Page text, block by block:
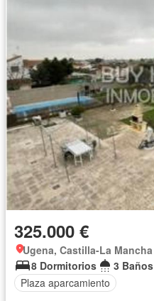
325.000 €
Ugena, Castilla-La Mancha
8 Dormitorios
3 Baños
Plaza aparcamiento